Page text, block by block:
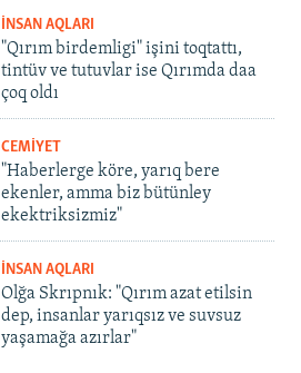
İNSAN AQLARI
"Qırım birdemligi" işini toqtattı,
tintüv ve tutuvlar ise Qırımda daa
çoq oldı
CEMİYET
"Haberlerge köre, yarıq bere
ekenler, amma biz bütünley
ekektriksizmiz"
İNSAN AQLARI
Olğa Skrıpnık: "Qırım azat etilsin
dep, insanlar yarıqsız ve suvsuz
yaşamağa azırlar"